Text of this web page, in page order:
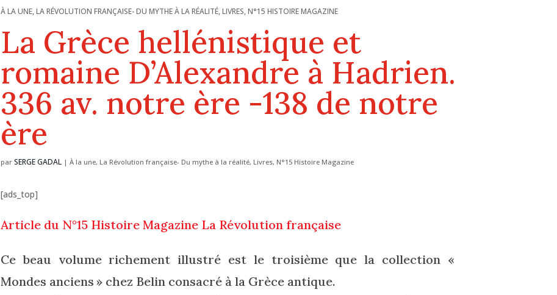
À LA UNE,LA RÉVOLUTION FRANÇAISE- DU MYTHE À LA RÉALITÉ,LIVRES,N°15 HISTOIRE MAGAZINE
La Grèce hellénistique et
romaine D’Alexandre à Hadrien.
336 av. notre ère -138 de notre
ère
parSERGE GADAL |À la une, La Révolution française- Du mythe à la réalité, Livres, N°15 Histoire Magazine
[ads_top]
Article du N°15 Histoire Magazine La Révolution française
Ce beau volume richement illustré est le troisième que la collection «
Mondes anciens » chez Belin consacré à la Grèce antique.